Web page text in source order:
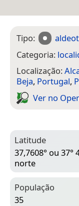
Tipo:
Categoria:
Localização:
Beja, Portugal,
Ver no
Latitude
37,7608° ou 37°
norte
População
35